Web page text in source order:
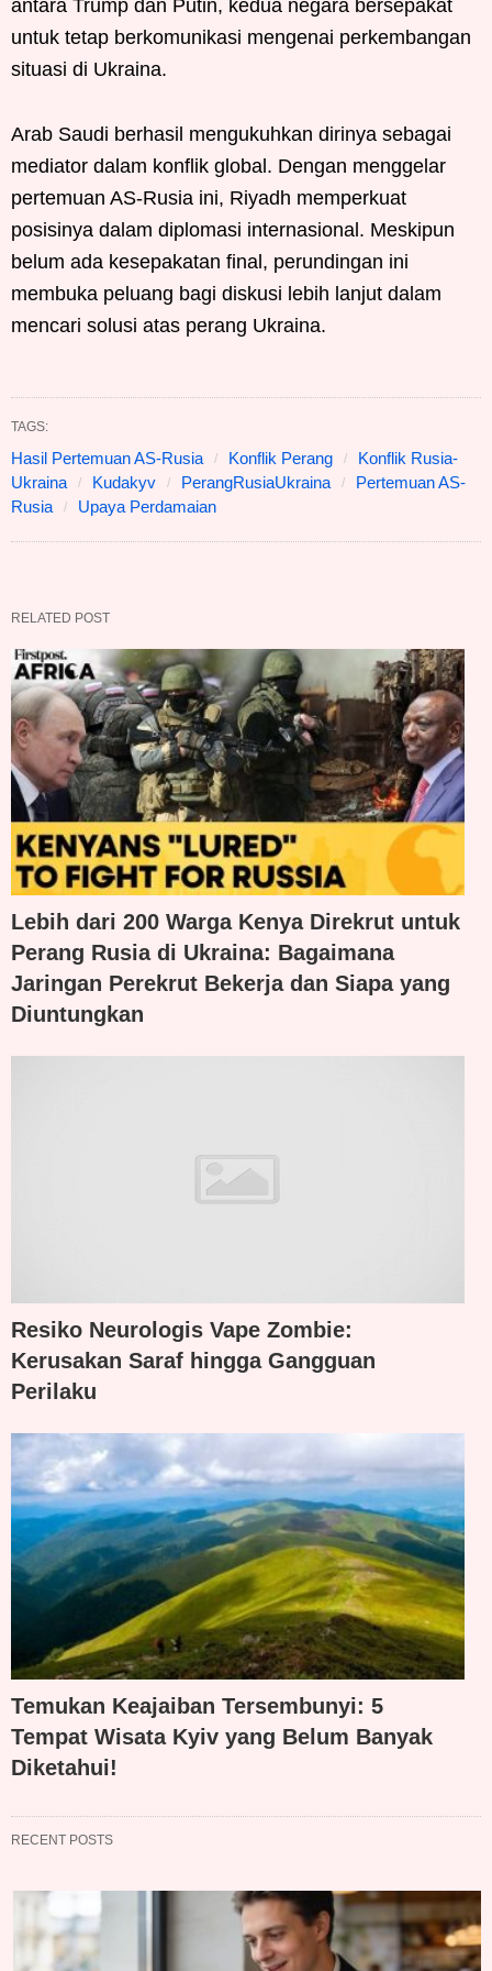
antara Trump dan Putin, kedua negara bersepakat
untuk tetap berkomunikasi mengenai perkembangan
situasi di Ukraina.
Arab Saudi berhasil mengukuhkan dirinya sebagai
mediator dalam konflik global. Dengan menggelar
pertemuan AS-Rusia ini, Riyadh memperkuat
posisinya dalam diplomasi internasional. Meskipun
belum ada kesepakatan final, perundingan ini
membuka peluang bagi diskusi lebih lanjut dalam
mencari solusi atas perang Ukraina.
TAGS:
Hasil Pertemuan AS-Rusia Konflik Perang
Konflik Rusia-
Ukraina
Kudakyv PerangRusiaUkraina
Pertemuan AS-
Rusia
Upaya Perdamaian
RELATED POST
Lebih dari 200 Warga Kenya Direkrut untuk
Perang Rusia di Ukraina: Bagaimana
Jaringan Perekrut Bekerja dan Siapa yang
Diuntungkan
Resiko Neurologis Vape Zombie:
Kerusakan Saraf hingga Gangguan
Perilaku
Temukan Keajaiban Tersembunyi: 5
Tempat Wisata Kyiv yang Belum Banyak
Diketahui!
RECENT POSTS